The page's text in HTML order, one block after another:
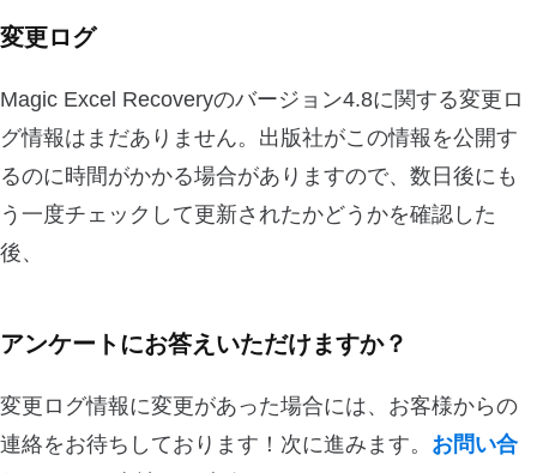
変更ログ
Magic Excel Recoveryのバージョン4.8に関する変更ロ
グ情報はまだありません。出版社がこの情報を公開す
るのに時間がかかる場合がありますので、数日後にも
う一度チェックして更新されたかどうかを確認した
後、
アンケートにお答えいただけますか？
変更ログ情報に変更があった場合には、お客様からの
連絡をお待ちしております！次に進みます。 お問い合